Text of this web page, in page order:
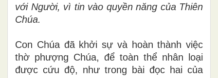
Chúng ta đã cùng được mai táng với Người
khi chịu phép rửa, lại cùng được trỗi dậy
Chúa.
Con Chúa đã khởi sự và hoàn thành việc